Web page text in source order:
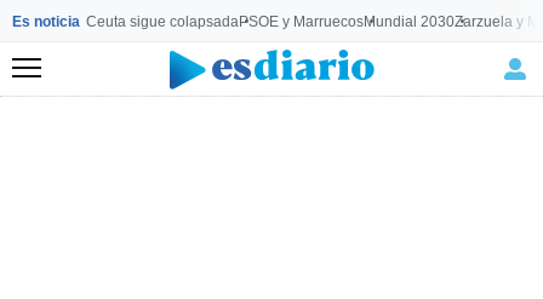
Es noticia Ceuta sigue colapsadaPSOE y MarruecosMundial 2030Zarzuela y
Menú